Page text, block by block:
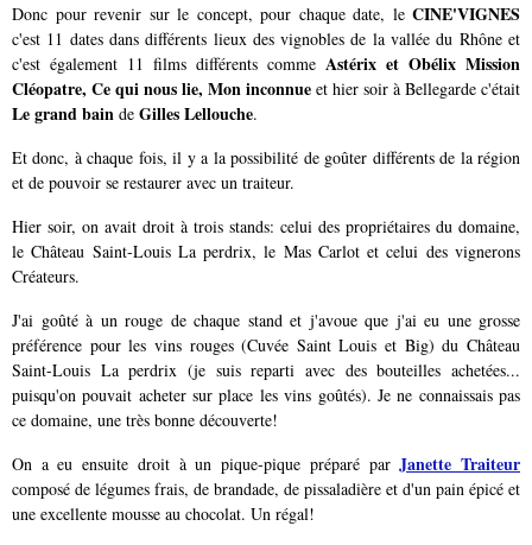
Donc pour revenir sur le concept, pour chaque date, le CINE'VIGNES
c'est 11 dates dans différents lieux des vignobles de la vallée du Rhône et
c'est également 11 films différents comme Astérix et Obélix Mission
Cléopatre, Ce qui nous lie, Mon inconnue et hier soir à Bellegarde c'était
Le grand bain de Gilles Lellouche.
Et donc, à chaque fois, il y a la possibilité de goûter différents de la région
et de pouvoir se restaurer avec un traiteur.
Hier soir, on avait droit à trois stands: celui des propriétaires du domaine,
le Château Saint-Louis La perdrix, le Mas Carlot et celui des vignerons
Créateurs.
J'ai goûté à un rouge de chaque stand et j'avoue que j'ai eu une grosse
préférence pour les vins rouges (Cuvée Saint Louis et Big) du Château
Saint-Louis La perdrix (je suis reparti avec des bouteilles achetées...
puisqu'on pouvait acheter sur place les vins goûtés). Je ne connaissais pas
ce domaine, une très bonne découverte!
On a eu ensuite droit à un pique-pique préparé parJanette Traiteur
composé de légumes frais, de brandade, de pissaladière et d'un pain épicé et
une excellente mousse au chocolat. Un régal!